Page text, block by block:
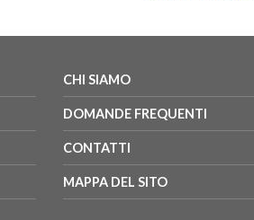
CHI SIAMO
DOMANDE FREQUENTI
CONTATTI
MAPPA DEL SITO